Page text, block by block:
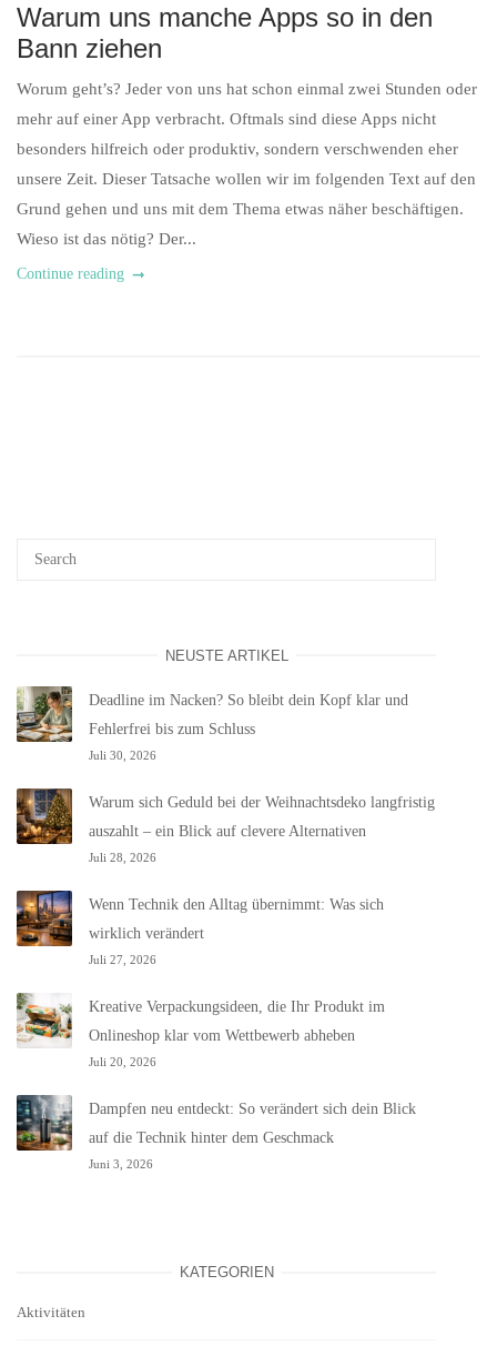
Warum uns manche Apps so in den
Bann ziehen
Worum geht’s? Jeder von uns hat schon einmal zwei Stunden oder
mehr auf einer App verbracht. Oftmals sind diese Apps nicht
besonders hilfreich oder produktiv, sondern verschwenden eher
unsere Zeit. Dieser Tatsache wollen wir im folgenden Text auf den
Grund gehen und uns mit dem Thema etwas näher beschäftigen.
Wieso ist das nötig? Der...
Continue reading
NEUSTE ARTIKEL
Deadline im Nacken? So bleibt dein Kopf klar und
Fehlerfrei bis zum Schluss
Juli 30, 2026
Warum sich Geduld bei der Weihnachtsdeko langfristig
auszahlt – ein Blick auf clevere Alternativen
Juli 28, 2026
Wenn Technik den Alltag übernimmt: Was sich
wirklich verändert
Juli 27, 2026
Kreative Verpackungsideen, die Ihr Produkt im
Onlineshop klar vom Wettbewerb abheben
Juli 20, 2026
Dampfen neu entdeckt: So verändert sich dein Blick
auf die Technik hinter dem Geschmack
Juni 3, 2026
KATEGORIEN
Aktivitäten